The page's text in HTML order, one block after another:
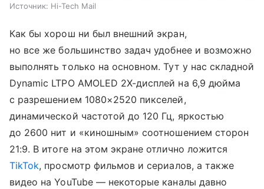
Источник: Hi-Tech Mail
Как бы хорош ни был внешний экран,
но все же большинство задач удобнее и возможно
выполнять только на основном. Тут у нас складной
Dynamic LTPO AMOLED 2X-дисплей на 6,9 дюйма
с разрешением 1080×2520 пикселей,
динамической частотой до 120 Гц, яркостью
до 2600 нит и «киношным» соотношением сторон
21:9. В итоге на этом экране отлично ложится
TikTok, просмотр фильмов и сериалов, а также
видео на YouTube — некоторые каналы давно